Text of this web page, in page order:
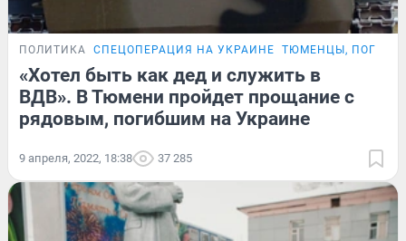
ПОЛИТИКА СПЕЦОПЕРАЦИЯ НА УКРАИНЕ ТЮМЕНЦЫ,
«Хотел быть как дед и служить в
ВДВ». В Тюмени пройдет прощание с
рядовым, погибшим на Украине
9 апреля, 2022, 18:38 37 285